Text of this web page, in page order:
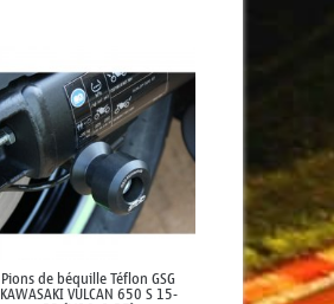
Pions de béquille Téflon GSG
KAWASAKI VULCAN 650 S 15-